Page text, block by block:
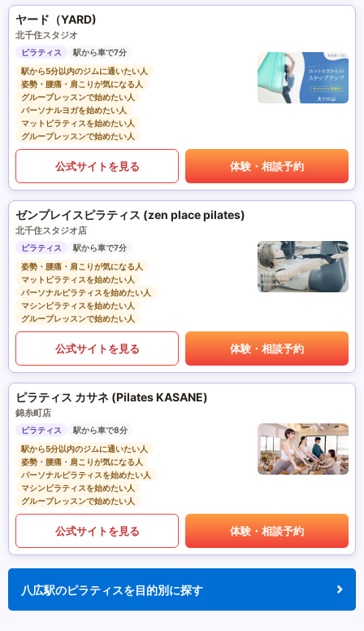
ヤード（YARD)
北千住スタジオ
ピラティス
駅から車で7分
駅から5分以内のジムに通いたい人
姿勢・腰痛・肩こりが気になる人
グループレッスンで始めたい人
パーソナルヨガを始めたい人
マットピラティスを始めたい人
グループレッスンで始めたい人
公式サイトを見る 体験・相談予約
ゼンプレイスピラティス (zen place pilates)
北千住スタジオ店
ピラティス
駅から車で7分
姿勢・腰痛・肩こりが気になる人
マットピラティスを始めたい人
パーソナルピラティスを始めたい人
マシンピラティスを始めたい人
グループレッスンで始めたい人
公式サイトを見る 体験・相談予約
ピラティス カサネ (Pilates KASANE)
錦糸町店
ピラティス
駅から車で8分
駅から5分以内のジムに通いたい人
姿勢・腰痛・肩こりが気になる人
パーソナルピラティスを始めたい人
マシンピラティスを始めたい人
グループレッスンで始めたい人
公式サイトを見る 体験・相談予約
八広駅のピラティスを目的別に探す